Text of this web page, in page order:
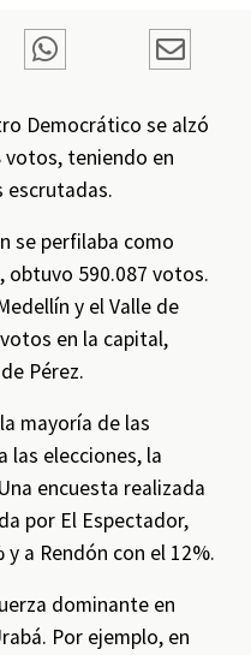
Democrático se alzó
votos, teniendo en
escrutadas.
se perfilaba como
590.087 votos.
y el Valle de
en la capital,
Pérez.
mayoría de las
las elecciones, la
encuesta realizada
por El Espectador,
a Rendón con el 12%.
dominante en
Por ejemplo, en